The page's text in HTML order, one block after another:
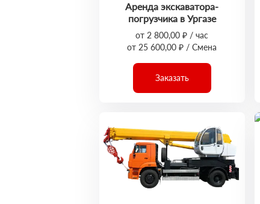
Аренда экскаватора-
погрузчика в Ургазе
от 2 800,00 ₽ / час
от 25 600,00 ₽ / Смена
Заказать